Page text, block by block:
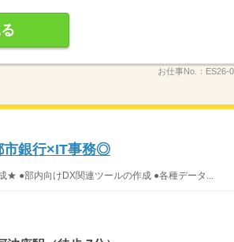
お仕事No.： ES26-
市銀行×IT事務◎
●部内向けDX関連ツールの作成 ●各種データ...